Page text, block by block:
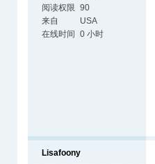
阅读权限 90
来自
USA
在线时间
0 小时
Lisafoony